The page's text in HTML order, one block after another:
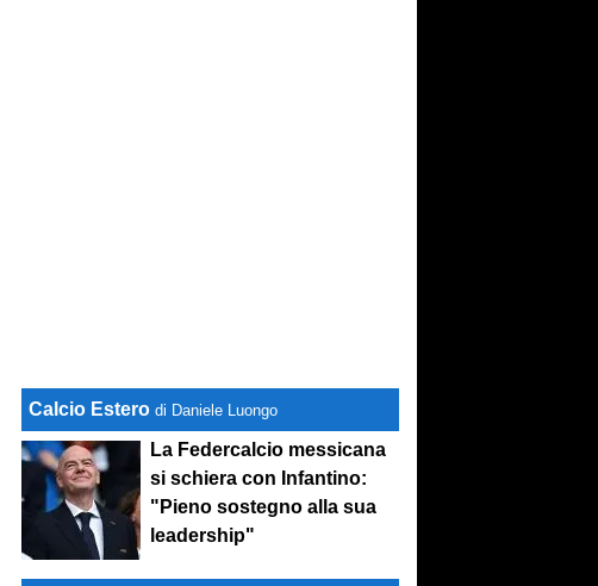
Calcio Estero di Daniele Luongo
La Federcalcio messicana
si schiera con Infantino:
"Pieno sostegno alla sua
leadership"